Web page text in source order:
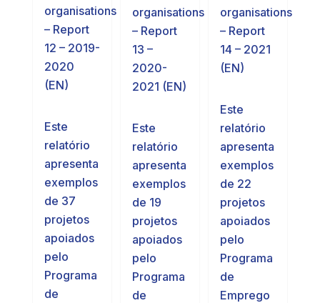
organisations
– Report
12 – 2019-
2020
(EN)
Este
relatório
apresenta
exemplos
de 37
projetos
apoiados
pelo
Programa
de
organisations
– Report
13 –
2020-
2021 (EN)
Este
relatório
apresenta
exemplos
de 19
projetos
apoiados
pelo
Programa
de
organisations
– Report
14 – 2021
(EN)
Este
relatório
apresenta
exemplos
de 22
projetos
apoiados
pelo
Programa
de
Emprego